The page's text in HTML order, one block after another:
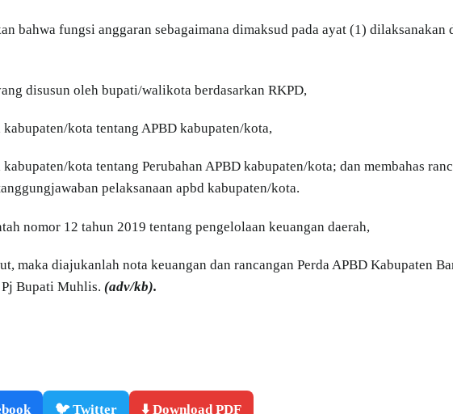
bahwa fungsi anggaran sebagaimana dimaksud pada ayat (1) dilaksanakan
disusun oleh bupati/walikota berdasarkan RKPD,
kabupaten/kota tentang APBD kabupaten/kota,
kota tentang Perubahan APBD kabupaten/kota; dan membahas
pelaksanaan apbd kabupaten/kota.
nomor 12 tahun 2019 tentang pengelolaan keuangan daerah,
maka diajukanlah nota keuangan dan rancangan Perda APBD Kabupaten
Bupati Muhlis. (adv/kb).
🐦 Twitter
⬇️ Download PDF